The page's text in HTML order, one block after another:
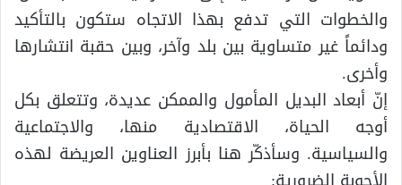
والخطوات التي تدفع بهذا الاتجاه ستكون بالتأكيد
ودائماً غير متساوية بين بلد وآخر، وبين حقبة انتشارها
وأخرى.
إنّ أبعاد البديل المأمول والممكن عديدة، وتتعلق بكل
أوجه الحياة، الاقتصادية منها، والاجتماعية
والسياسية. وسأذكّر هنا بأبرز العناوين العريضة لهذه